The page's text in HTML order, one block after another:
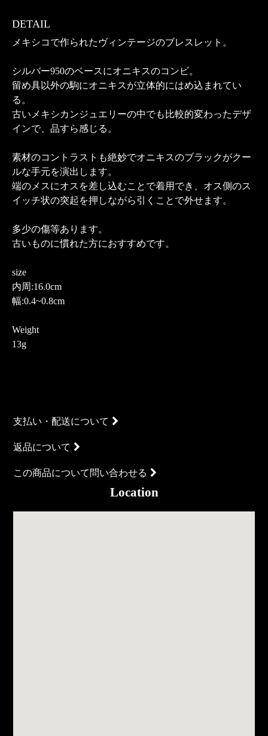
DETAIL
メキシコで作られたヴィンテージのブレスレット。
シルバー950のベースにオニキスのコンビ。
留め具以外の駒にオニキスが立体的にはめ込まれてい
る。
古いメキシカンジュエリーの中でも比較的変わったデザ
インで、品すら感じる。
素材のコントラストも絶妙でオニキスのブラックがクー
ルな手元を演出します。
端のメスにオスを差し込むことで着用でき、オス側のス
イッチ状の突起を押しながら引くことで外せます。
多少の傷等あります。
古いものに慣れた方におすすめです。
size
内周:16.0cm
幅:0.4~0.8cm
Weight
13g
支払い・配送について
返品について
この商品について問い合わせる
Location